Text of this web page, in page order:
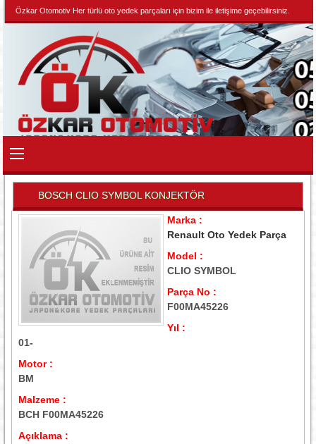
Özkar Otomotiv Her türlü oto yedek parçaları için bizim ile iletişime geçebilirsiniz.
BOSCH CLIO SYMBOL KONJEKTÖR
Marka :
Renault Oto Yedek Parça
Model :
CLIO SYMBOL
Parça No :
F00MA45226
Yıl :
01-
Motor :
BM
Malzeme :
BCH F00MA45226
Açıklama :